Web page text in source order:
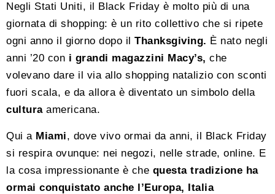
Negli Stati Uniti, il Black Friday è molto più di una
giornata di shopping: è un rito collettivo che si ripete
ogni anno il giorno dopo il Thanksgiving. È nato negli
anni ’20 con i grandi magazzini Macy’s, che
volevano dare il via allo shopping natalizio con sconti
fuori scala, e da allora è diventato un simbolo della
cultura americana.
Qui a Miami, dove vivo ormai da anni, il Black Friday
si respira ovunque: nei negozi, nelle strade, online. E
la cosa impressionante è che questa tradizione ha
ormai conquistato anche l’Europa, Italia